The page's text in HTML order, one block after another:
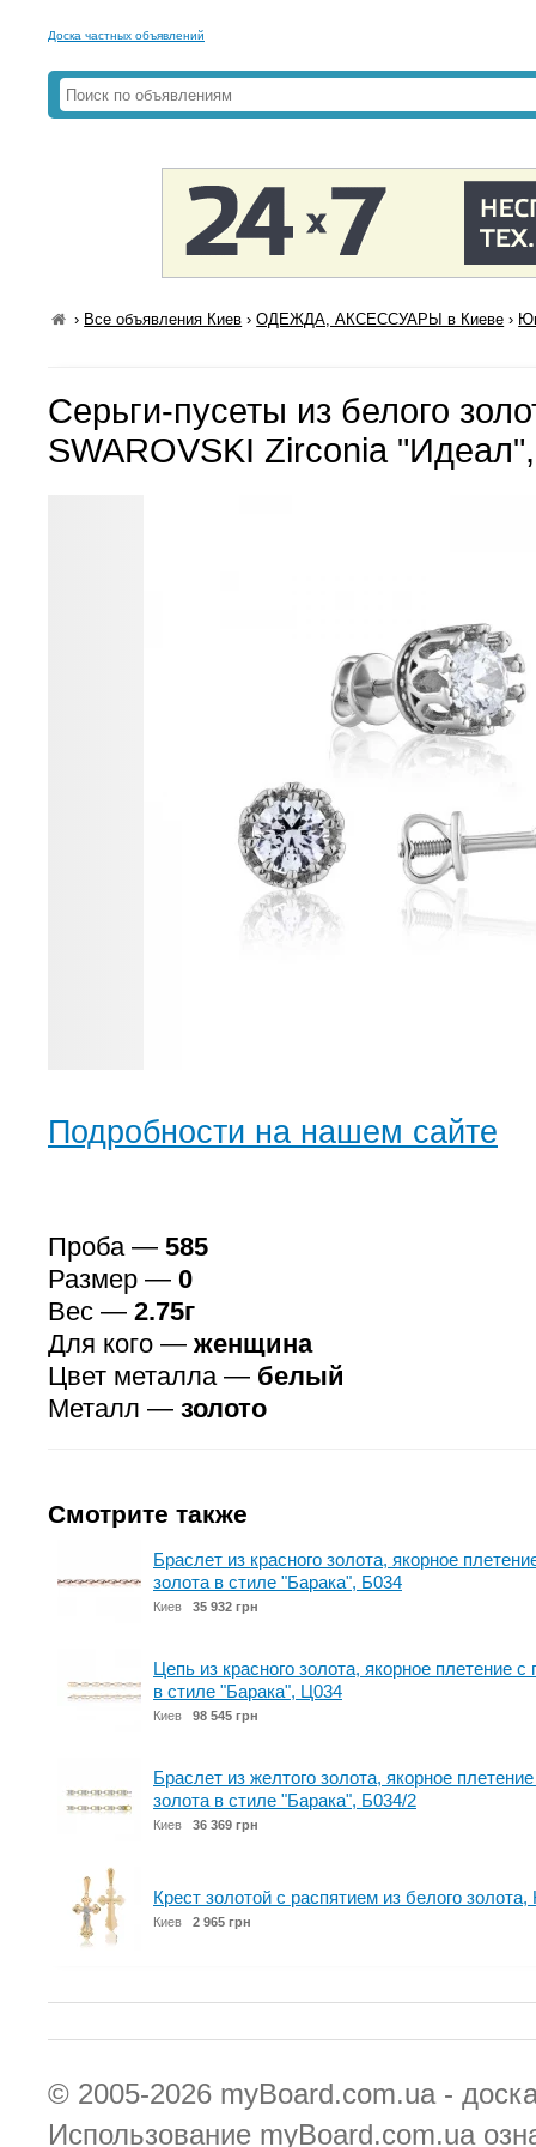
Доска частных объявлений
› Все объявления Киев ›ОДЕЖДА, АКСЕССУАРЫ в Киеве ›
Серьги-пусеты из белого
SWAROVSKI Zirconia
Подробности на нашем сайте
Проба — 585
Размер — 0
Вес — 2.75г
Для кого — женщина
Цвет металла — белый
Металл — золото
Смотрите также
Браслет из красного золота, якорное
золота в стиле "Барака", Б034
Киев 35 932 грн
Цепь из красного золота, якорное плетение с
в стиле "Барака", Ц034
Киев 98 545 грн
Браслет из желтого золота, якорное
золота в стиле "Барака", Б034/2
Киев 36 369 грн
Крест золотой с распятием из белого золота,
Киев 2 965 грн
© 2005-2026 myBoard.com.ua -
Использование myBoard.com.ua